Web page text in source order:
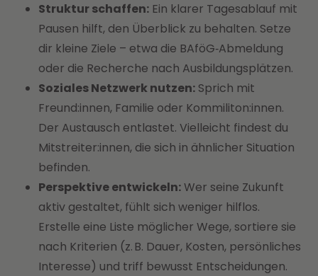
Struktur schaffen: Ein klarer Tagesablauf mit
Pausen hilft, den Überblick zu behalten. Setze
dir kleine Ziele – etwa die BAföG‑Abmeldung
oder die Recherche nach Ausbildungsplätzen.
Soziales Netzwerk nutzen: Sprich mit
Freund:innen, Familie oder Kommiliton:innen.
Der Austausch entlastet. Vielleicht findest du
Mitstreiter:innen, die sich in ähnlicher Situation
befinden.
Perspektive entwickeln:Wer seine Zukunft
aktiv gestaltet, fühlt sich weniger hilflos.
Erstelle eine Liste möglicher Wege, sortiere sie
nach Kriterien (z. B. Dauer, Kosten, persönliches
Interesse) und triff bewusst Entscheidungen.